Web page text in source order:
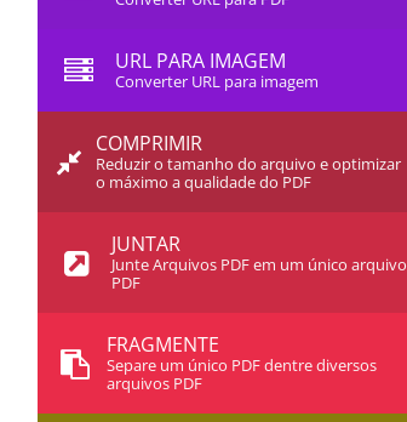
URL PARA IMAGEM
Converter URL para imagem
COMPRIMIR
Reduzir o tamanho do arquivo e optimizar
o máximo a qualidade do PDF
JUNTAR
Junte Arquivos PDF em um único arquivo
PDF
FRAGMENTE
Separe um único PDF dentre diversos
arquivos PDF